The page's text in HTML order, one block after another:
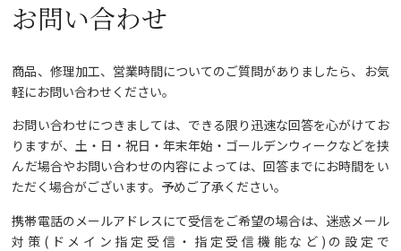
お問い合わせ
商品、修理加工、営業時間についてのご質問がありましたら、お気
軽にお問い合わせください。
お問い合わせにつきましては、できる限り迅速な回答を心がけてお
りますが、土・日・祝日・年末年始・ゴールデンウィークなどを挟
んだ場合やお問い合わせの内容によっては、回答までにお時間をい
ただく場合がございます。予めご了承ください。
携帯電話のメールアドレスにて受信をご希望の場合は、迷惑メール
対策(ドメイン指定受信・指定受信機能など)の設定で